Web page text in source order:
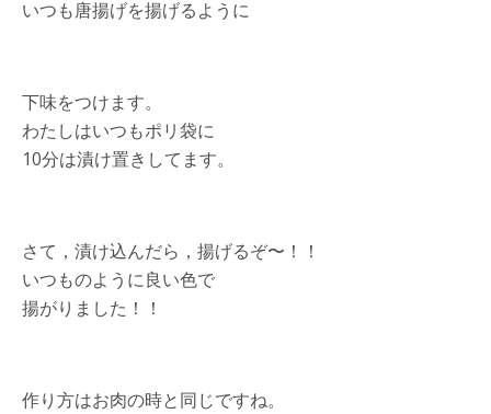
いつも唐揚げを揚げるように
下味をつけます。
わたしはいつもポリ袋に
10分は漬け置きしてます。
さて，漬け込んだら，揚げるぞ〜！！
いつものように良い色で
揚がりました！！
作り方はお肉の時と同じですね。